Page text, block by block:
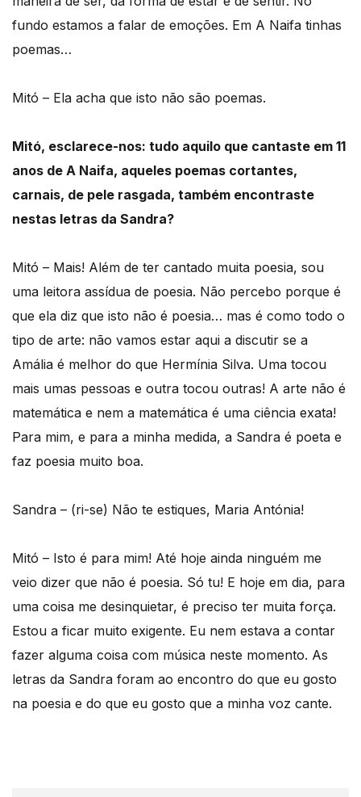
fundo estamos a falar de emoções. Em A Naifa tinhas
poemas…
Mitó – Ela acha que isto não são poemas.
Mitó, esclarece-nos: tudo aquilo que cantaste em 11
anos de A Naifa, aqueles poemas cortantes,
carnais, de pele rasgada, também encontraste
nestas letras da Sandra?
Mitó – Mais! Além de ter cantado muita poesia, sou
uma leitora assídua de poesia. Não percebo porque é
que ela diz que isto não é poesia… mas é como todo o
tipo de arte: não vamos estar aqui a discutir se a
Amália é melhor do que Hermínia Silva. Uma tocou
mais umas pessoas e outra tocou outras! A arte não é
matemática e nem a matemática é uma ciência exata!
Para mim, e para a minha medida, a Sandra é poeta e
faz poesia muito boa.
Sandra – (ri-se) Não te estiques, Maria Antónia!
Mitó – Isto é para mim! Até hoje ainda ninguém me
veio dizer que não é poesia. Só tu! E hoje em dia, para
uma coisa me desinquietar, é preciso ter muita força.
Estou a ficar muito exigente. Eu nem estava a contar
fazer alguma coisa com música neste momento. As
letras da Sandra foram ao encontro do que eu gosto
na poesia e do que eu gosto que a minha voz cante.